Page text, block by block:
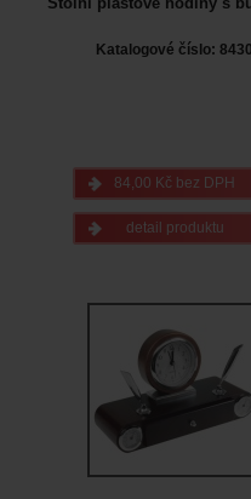
Katalogové číslo:
84,00 Kč bez DPH
detail produktu